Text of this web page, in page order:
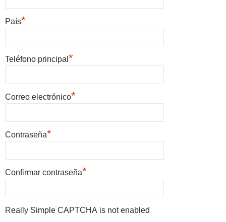
País*
Teléfono principal *
Correo electrónico*
Contraseña*
Confirmar contraseña*
Really Simple CAPTCHA is not enabled